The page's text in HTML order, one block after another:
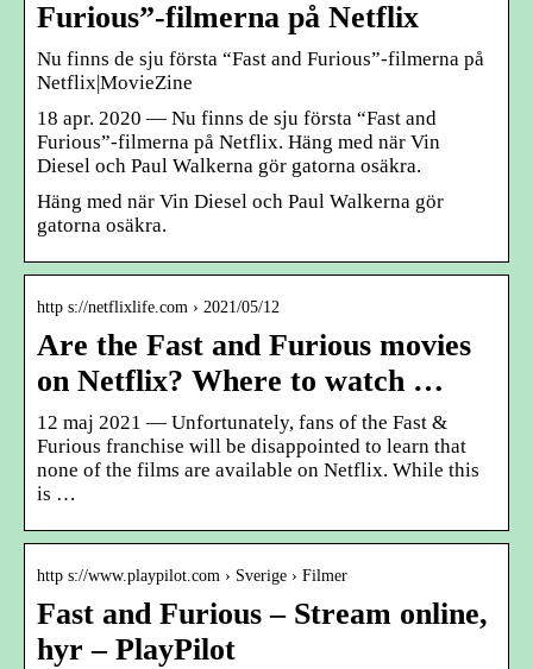
Furious”-filmerna på Netflix
Nu finns de sju första “Fast and Furious”-filmerna på
Netflix|MovieZine
18 apr. 2020 — Nu finns de sju första “Fast and
Furious”-filmerna på Netflix. Häng med när Vin
Diesel och Paul Walkerna gör gatorna osäkra.
Häng med när Vin Diesel och Paul Walkerna gör
gatorna osäkra.
http s://netflixlife.com › 2021/05/12
Are the Fast and Furious movies
on Netflix? Where to watch …
12 maj 2021 — Unfortunately, fans of the Fast &
Furious franchise will be disappointed to learn that
none of the films are available on Netflix. While this
is …
http s://www.playpilot.com › Sverige › Filmer
Fast and Furious – Stream online,
hyr – PlayPilot